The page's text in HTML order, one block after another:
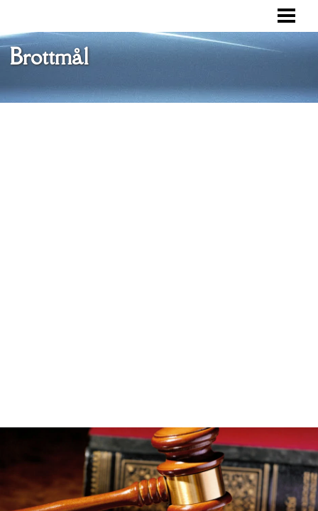
BROTTSOFFERMYNDIGHETEN
FÖRSVAR
Brottmål